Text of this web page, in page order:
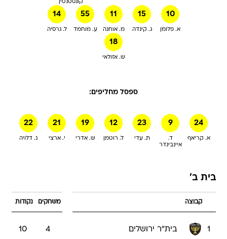
קונסטנטין
14
ל. גרסיה
55
ע. מוחמד
11
מ. אוחנה
15
ג. קינדה
10
א. פלומן
18
ש. אזולאי
ספסל מחליפים:
22
נ. דלויה
21
י. ארצי
19
ש. אדרי
12
ל. רוטמן
23
ת. עדי
9
ד.
איינבינדר
24
א. קריאף
בית ב'
קבוצה משחקים נקודות
1 בית"ר ירושלים 4
10